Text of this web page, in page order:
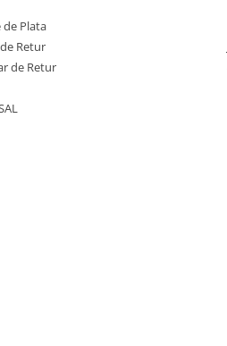
Plata
Retur
de Retur